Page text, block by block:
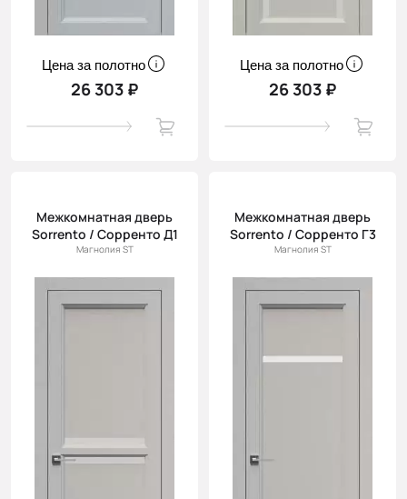
Цена за полотно
26 303 ₽
Цена за полотно
26 303 ₽
Межкомнатная дверь
Sorrento / Сорренто Д1
Магнолия ST
Межкомнатная дверь
Sorrento / Сорренто Г3
Магнолия ST